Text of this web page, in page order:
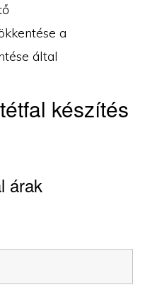
a
által
készítés
árak